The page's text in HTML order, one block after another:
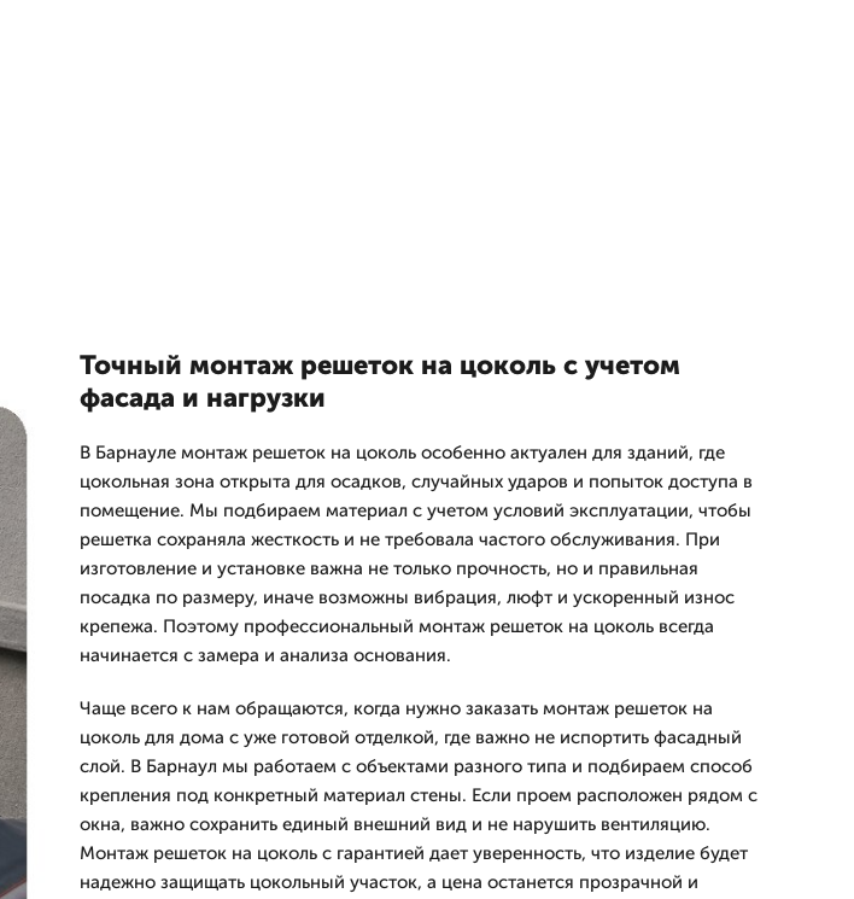
Точный монтаж решеток на цоколь с учетом
фасада и нагрузки
В Барнауле монтаж решеток на цоколь особенно актуален для зданий, где
цокольная зона открыта для осадков, случайных ударов и попыток доступа в
помещение. Мы подбираем материал с учетом условий эксплуатации, чтобы
решетка сохраняла жесткость и не требовала частого обслуживания. При
изготовление и установке важна не только прочность, но и правильная
посадка по размеру, иначе возможны вибрация, люфт и ускоренный износ
крепежа. Поэтому профессиональный монтаж решеток на цоколь всегда
начинается с замера и анализа основания.
Чаще всего к нам обращаются, когда нужно заказать монтаж решеток на
цоколь для дома с уже готовой отделкой, где важно не испортить фасадный
слой. В Барнаул мы работаем с объектами разного типа и подбираем способ
крепления под конкретный материал стены. Если проем расположен рядом с
окна, важно сохранить единый внешний вид и не нарушить вентиляцию.
Монтаж решеток на цоколь с гарантией дает уверенность, что изделие будет
надежно защищать цокольный участок, а цена останется прозрачной и